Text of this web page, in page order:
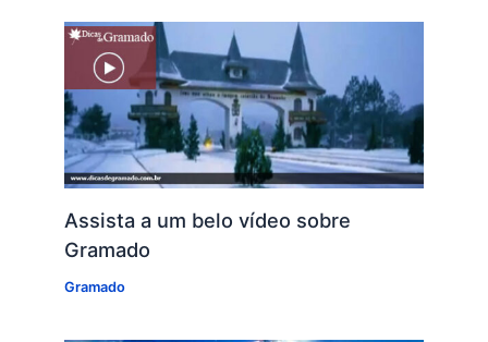
Assista a um belo vídeo sobre
Gramado
Gramado